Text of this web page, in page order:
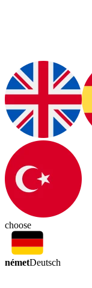
choose
németDeutsch